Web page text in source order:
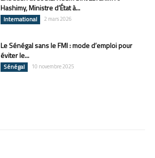
Hashimy, Ministre d’État à...
International 2 mars 2026
Le Sénégal sans le FMI : mode d’emploi pour
éviter le...
Sénégal 10 novembre 2025